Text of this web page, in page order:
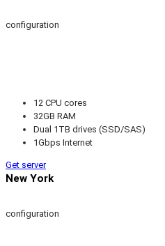
configuration
12 CPU cores
32GB RAM
Dual 1TB drives (SSD/SAS)
1Gbps Internet
Get server
New York
configuration